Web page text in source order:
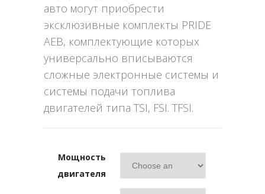
авто могут приобрести
эксклюзивные комплекты PRIDE
AEB, комплектующие которых
универсально вписываются
сложные электронные системы и
системы подачи топлива
двигателей типа TSI, FSI. TFSI.
Мощность
двигателя